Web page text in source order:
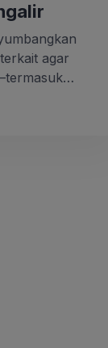
agar
yang
setelah